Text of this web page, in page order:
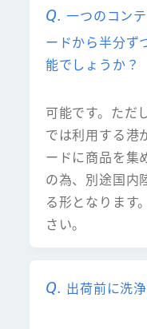
一つのコン
ードから半分ず
能でしょうか？
可能です。ただ
では利用する港
ードに商品を集
の為、別途国内
る形となります
さい。
出荷前に洗